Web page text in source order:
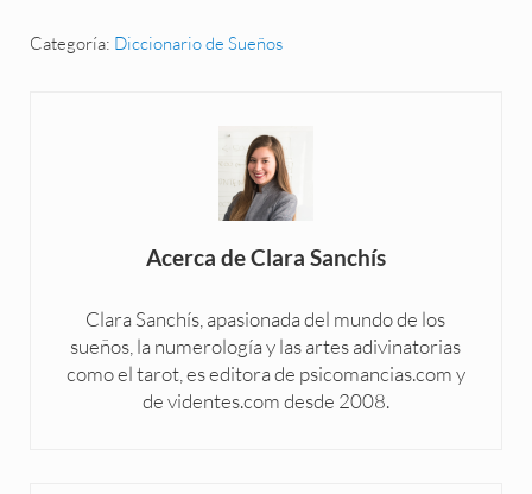
Categoría: Diccionario de Sueños
Acerca deClara Sanchís
Clara Sanchís, apasionada del mundo de los
sueños, la numerología y las artes adivinatorias
como el tarot, es editora de psicomancias.com y
de videntes.com desde 2008.